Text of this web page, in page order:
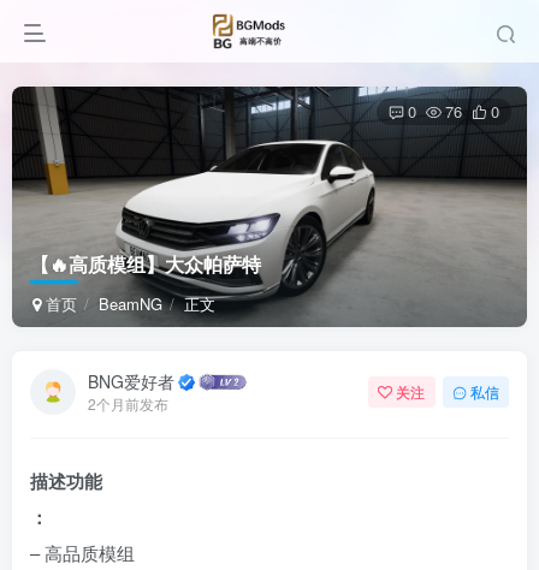
【🔥高质模组】大众帕萨特
首页 BeamNG 正文
0 76 0
BNG爱好者
2个月前发布
关注 私信
描述功能
：
– 高品质模组